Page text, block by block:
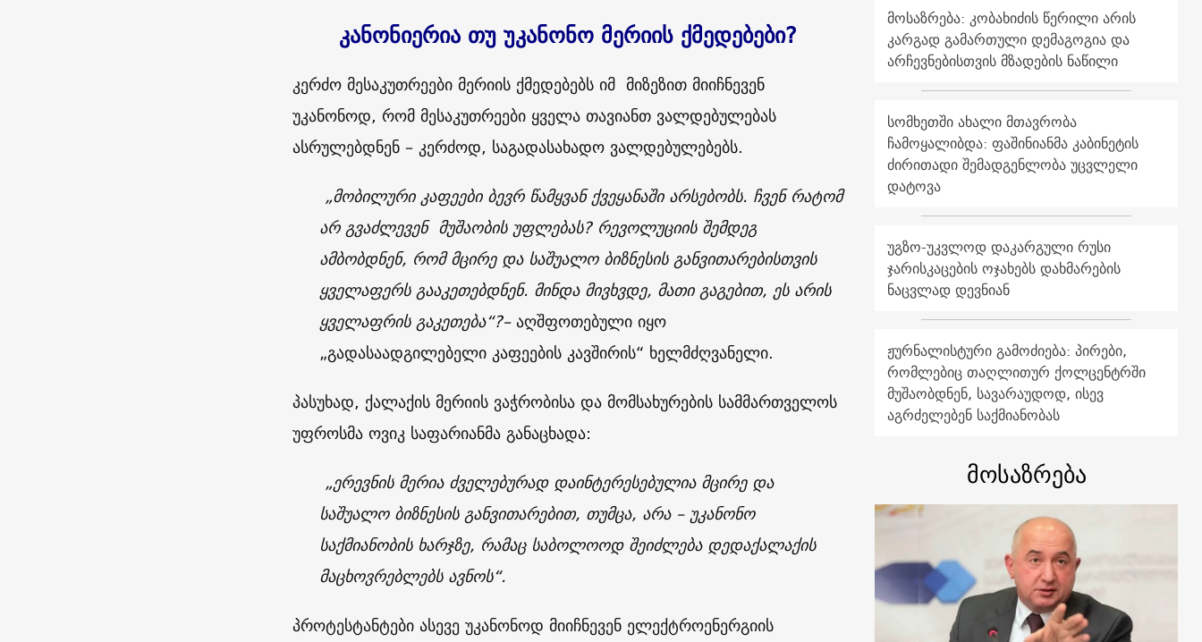
კანონიერია თუ უკანონო მერიის ქმედებები?
კერძო მესაკუთრეები მერიის ქმედებებს იმ მიზეზით მიიჩნევენ
უკანონოდ, რომ მესაკუთრეები ყველა თავიანთ ვალდებულებას
ასრულებდნენ – კერძოდ, საგადასახადო ვალდებულებებს.
„მობილური კაფეები ბევრ წამყვან ქვეყანაში არსებობს. ჩვენ რატომ
არ გვაძლევენ მუშაობის უფლებას? რევოლუციის შემდეგ
ამბობდნენ, რომ მცირე და საშუალო ბიზნესის განვითარებისთვის
ყველაფერს გააკეთებდნენ. მინდა მივხვდე, მათი გაგებით, ეს არის
ყველაფრის გაკეთება“?–აღშფოთებული იყო
„გადასაადგილებელი კაფეების კავშირის“ ხელმძღვანელი.
პასუხად, ქალაქის მერიის ვაჭრობისა და მომსახურების სამმართველოს
უფროსმა ოვიკ საფარიანმა განაცხადა:
„ერევნის მერია ძველებურად დაინტერესებულია მცირე და
საშუალო ბიზნესის განვითარებით, თუმცა, არა – უკანონო
საქმიანობის ხარჯზე, რამაც საბოლოოდ შეიძლება დედაქალაქის
მაცხოვრებლებს ავნოს“.
პროტესტანტები ასევე უკანონოდ მიიჩნევენ ელექტროენერგიის
მოსაზრება: კობახიძის წერილი არის
კარგად გამართული დემაგოგია და
არჩევნებისთვის მზადების ნაწილი
სომხეთში ახალი მთავრობა
ჩამოყალიბდა: ფაშინიანმა კაბინეტის
ძირითადი შემადგენლობა უცვლელი
დატოვა
უგზო-უკვლოდ დაკარგული რუსი
ჯარისკაცების ოჯახებს დახმარების
ნაცვლად დევნიან
ჟურნალისტური გამოძიება: პირები,
რომლებიც თაღლითურ ქოლცენტრში
მუშაობდნენ, სავარაუდოდ, ისევ
აგრძელებენ საქმიანობას
მოსაზრება